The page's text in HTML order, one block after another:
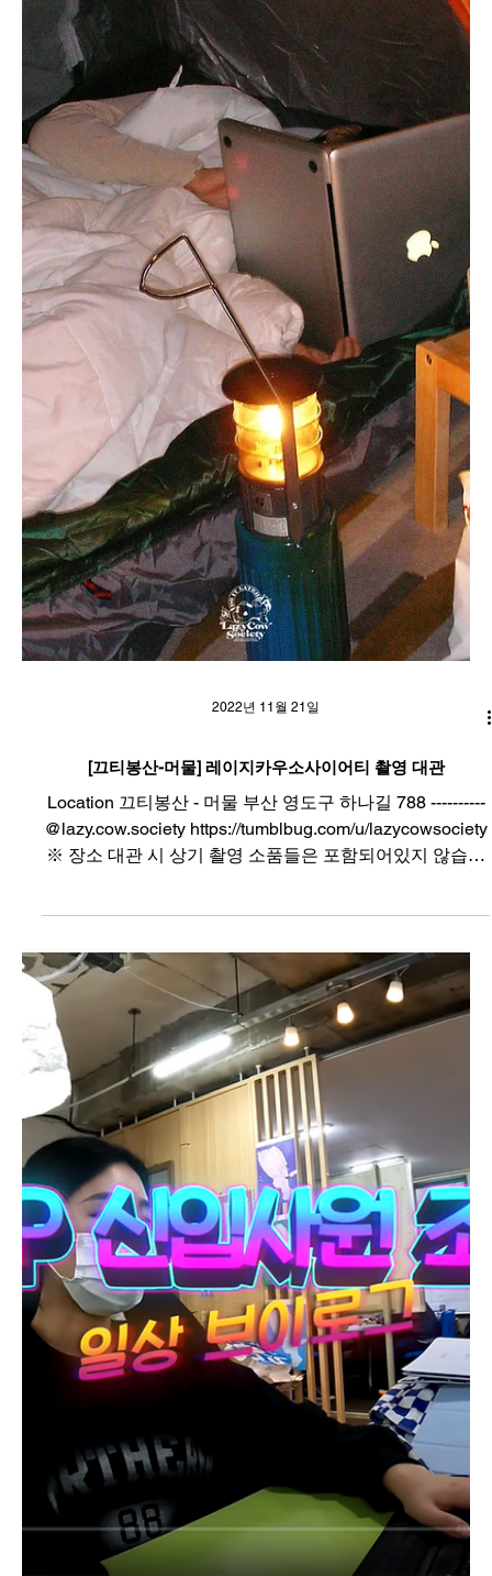
2022년 11월 21일
(전시소식)부산디자인위크 -디자인스팟 부스 참여
알티비피 얼라이언스가 부산디자인위크(2021.6.9~6.12)
참관객에게 부산을 대표하는 디자인스팟을 소개합니다. 디
자인스팟은 부산 지역내 편집샵, 브랜드 쇼룸, 카페 등을 선
정하여 디자인 시장 및 네트워크 활성화를 진행하는 프로
그램입니다....
2022년 11월 21일
[끄티봉산-머물] 레이지카우소사이어티 촬영 대관
Location 끄티봉산 - 머물 부산 영도구 하나길 788 ----------
@lazy.cow.society https://tumblbug.com/u/lazycowsociety